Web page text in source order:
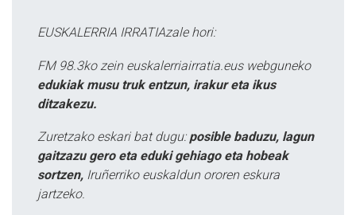
EUSKALERRIA IRRATIAzale hori:
FM 98.3ko zein euskalerriairratia.eus webguneko
edukiak musu truk entzun, irakur eta ikus
ditzakezu.
Zuretzako eskari bat dugu: posible baduzu, lagun
gaitzazu gero eta eduki gehiago eta hobeak
sortzen, Iruñerriko euskaldun ororen eskura
jartzeko.